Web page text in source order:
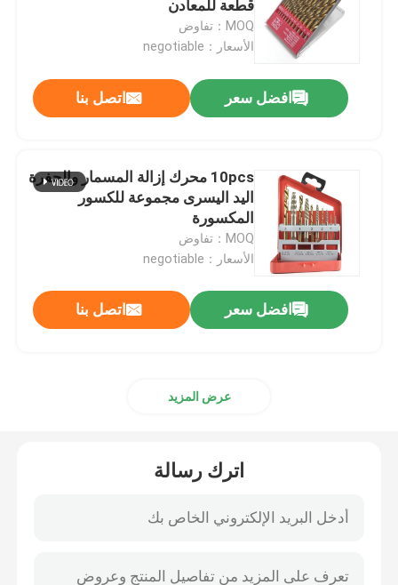
ماس لب لقمة
TCT التعميم المنشار بليد
بت التوجيه النجارة
صنابير آلة الأحرار
قطعة للمعادن
MOQ：تفاوض
الأسعار：negotiable
افضل سعر اتصل بنا
10pcs محرك إزالة المسمار والحفرة
اليد اليسرى مجموعة للكسور
المكسورة
MOQ：تفاوض
الأسعار：negotiable
افضل سعر اتصل بنا
عرض المزيد
اترك رسالة